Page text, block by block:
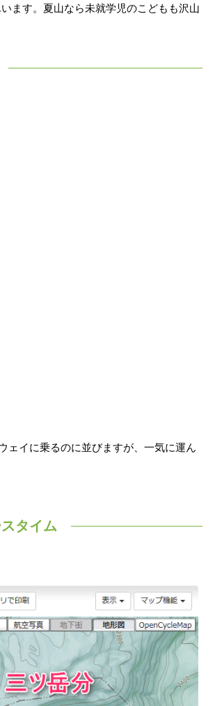
ます。夏山なら未就学児のこどもも沢山
ェイに乗るのに並びますが、一気に運ん
タイム